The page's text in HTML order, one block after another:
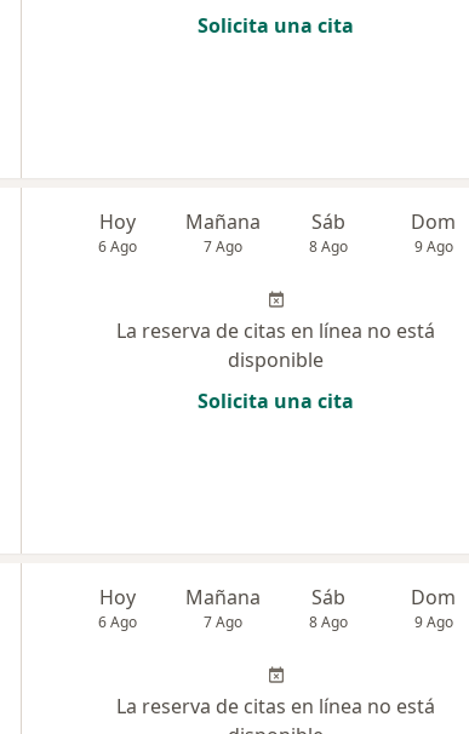
Solicita una cita
Hoy
6 Ago
Mañana
7 Ago
Sáb
8 Ago
Dom
9 Ago
La reserva de citas en línea no está
disponible
Solicita una cita
Hoy
6 Ago
Mañana
7 Ago
Sáb
8 Ago
Dom
9 Ago
La reserva de citas en línea no está